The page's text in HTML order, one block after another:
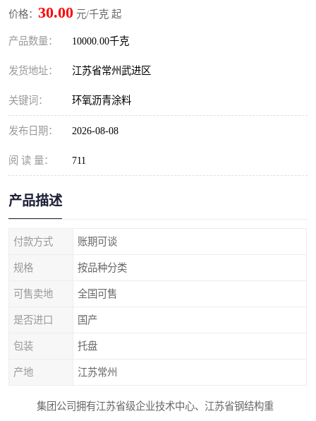
价格： 30.00 元/千克 起
产品数量： 10000.00千克
发货地址： 江苏省常州武进区
关键词： 环氧沥青涂料
发布日期： 2026-08-08
阅 读 量： 711
产品描述
付款方式 账期可谈
规格 按品种分类
可售卖地 全国可售
是否进口 国产
包装 托盘
产地 江苏常州
集团公司拥有江苏省级企业技术中心、江苏省钢结构重